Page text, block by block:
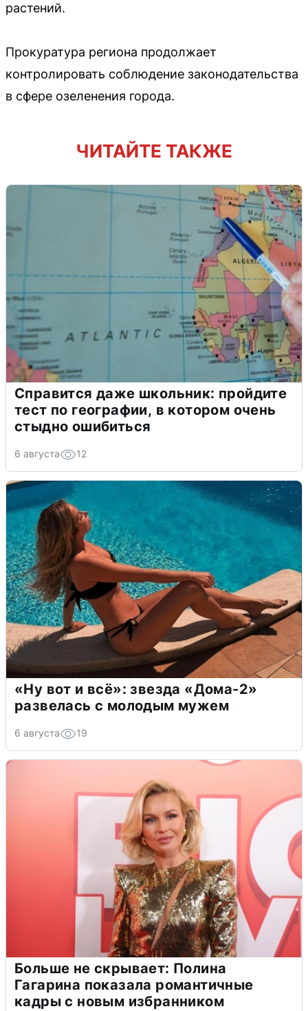
растений.
Прокуратура региона продолжает
контролировать соблюдение законодательства
в сфере озеленения города.
ЧИТАЙТЕ ТАКЖЕ
Справится даже школьник: пройдите
тест по географии, в котором очень
стыдно ошибиться
6 августа 12
«Ну вот и всё»: звезда «Дома-2»
развелась с молодым мужем
6 августа 19
Больше не скрывает: Полина
Гагарина показала романтичные
кадры с новым избранником